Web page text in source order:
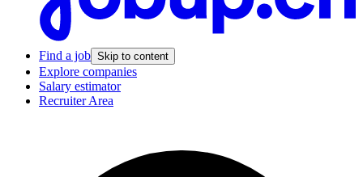
Find a job Skip to content
Explore companies
Salary estimator
Recruiter Area